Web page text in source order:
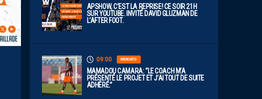
APSHOW, C’EST LA REPRISE! CE SOIR 21H
SUR YOUTUBE. INVITÉ DAVID GLUZMAN DE
L’AFTER FOOT.
09:00 MERCATO
MAMADOU CAMARA: “LE COACH M’A
PRÉSENTÉ LE PROJET ET J’AI TOUT DE SUITE
ADHÉRÉ.”